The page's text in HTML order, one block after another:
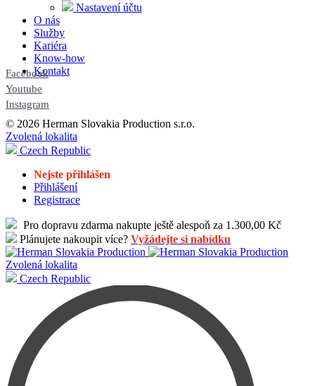
Nastavení účtu
O nás
Služby
Kariéra
Know-how
Kontakt
Facebook
Youtube
Instagram
© 2026 Herman Slovakia Production s.r.o.
Zvolená lokalita
Czech Republic
Nejste přihlášen
Přihlášení
Registrace
Pro dopravu zdarma nakupte ještě alespoň za 1.300,00 Kč
Plánujete nakoupit více? Vyžádejte si nabídku
Zvolená lokalita
Czech Republic